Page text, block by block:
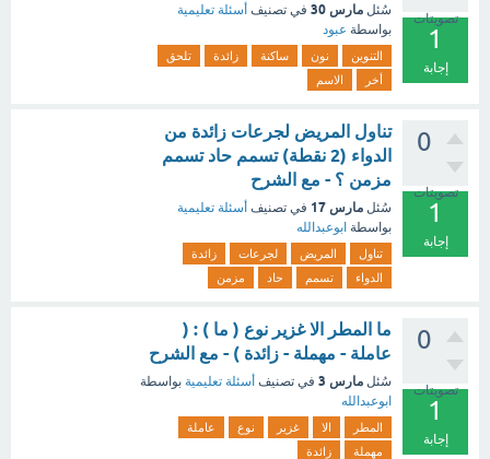
تصويتات
1
إجابة
سُئل مارس 30 في تصنيف أسئلة تعليمية
بواسطة عبود
التنوين نون ساكنة زائدة
تلحق
أخر
الاسم
0
تصويتات
1
إجابة
تناول المريض لجرعات زائدة من
الدواء (2 نقطة) تسمم حاد تسمم
مزمن ؟ - مع الشرح
سُئل مارس 17 في تصنيف أسئلة تعليمية
بواسطة ابوعبدالله
تناول المريض لجرعات
زائدة
الدواء
تسمم حاد مزمن
0
تصويتات
1
إجابة
ما المطر الا غزير نوع ( ما ) : (
عاملة - مهملة - زائدة ) - مع الشرح
سُئل مارس 3 في تصنيف أسئلة تعليمية بواسطة
ابوعبدالله
المطر الا غزير نوع
عاملة
مهملة
زائدة